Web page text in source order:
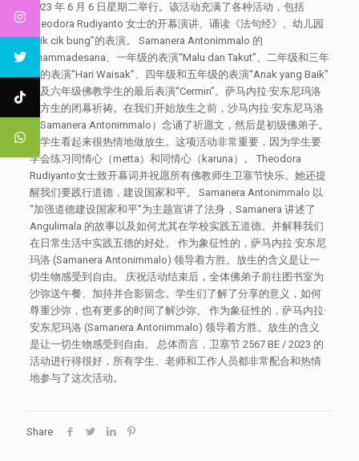
2023 年 6 月 6 日星期二举行。该活动充满了各种活动，包括
Theodora Rudiyanto 女士的开幕演讲、诵读《法句经》、幼儿园
“Cik cik bung”的表演。 Samanera Antonimmalo 的
Dhammadesana、一年级的表演“Malu dan Takut”、二年级和三年
级的表演“Hari Waisak”、四年级和五年级的表演“Anak yang Baik”
以及六年级佛教学生的最后表演“Cermin”。萨马内拉·安东尼玛洛
和方生的闭幕祈祷。在我们开始放生之前，沙马内拉·安东尼马洛
（Samanera Antonimmalo）念诵了祈愿文，然后是初级佛弟子。
小学生看起来很热情地做放生。这项活动非常重要，因为学生要
学会练习同情心（metta）和同情心（karuna）。 Theodora
Rudiyanto女士致开幕词并祝愿所有佛教师生卫塞节快乐。她还提
醒我们要践行道德，建设国家和平。 Samanera Antonimmalo 以
“加强道德建设国家和平”为主题宣讲了法身，Samanera 讲述了
Angulimala 的故事以及如何尤其在学校实践五道德。并解释我们
在日常生活中实践五德的好处。 作为象征性的，萨马内拉·安东尼
玛洛 (Samanera Antonimmalo) 领导着方胜。放生的含义是让一
切生物感受到自由。 庆祝活动结束后，全体佛弟子前往图书室为
沙弥送午餐、加持并合影留念。学生们了解了分享的意义，如何
尊重沙弥，也有更多的时间了解沙弥。 作为象征性的，萨马内拉·
安东尼玛洛 (Samanera Antonimmalo) 领导着方胜。放生的含义
是让一切生物感受到自由。 总体而言，卫塞节 2567 BE / 2023 的
活动进行得很好，所有学生、老师和工作人员都非常配合和热情
地参与了这次活动。
Share